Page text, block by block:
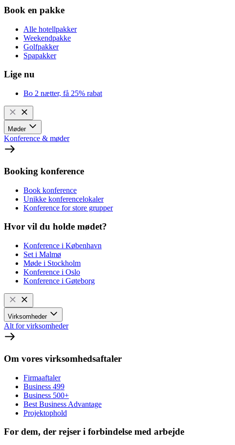
Book en pakke
Alle hotellpakker
Weekendpakke
Golfpakker
Spapakker
Lige nu
Bo 2 nætter, få 25% rabat
Møder
Konference & møder
Booking konference
Book konference
Unikke konferencelokaler
Konference for store grupper
Hvor vil du holde mødet?
Konference i København
Set i Malmø
Møde i Stockholm
Konference i Oslo
Konference i Gøteborg
Virksomheder
Alt for virksomheder
Om vores virksomhedsaftaler
Firmaaftaler
Business 499
Business 500+
Best Business Advantage
Projektophold
For dem, der rejser i forbindelse med arbejde